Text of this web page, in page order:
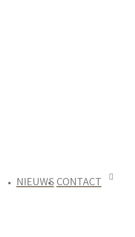
NIEUWS CONTACT